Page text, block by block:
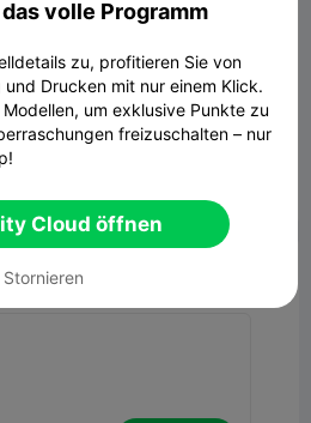
Holder - Porta
3D-Modell
9  3
volle Programm
zu, profitieren Sie von
Drucken mit nur einem Klick.
um exklusive Punkte zu
freizuschalten – nur
Cloud öffnen
Stornieren